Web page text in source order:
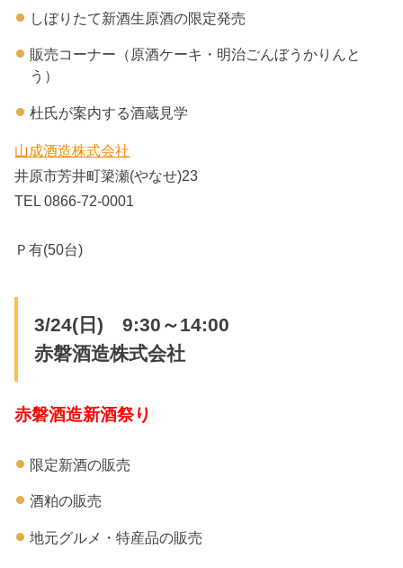
しぼりたて新酒生原酒の限定発売
販売コーナー（原酒ケーキ・明治ごんぼうかりんと
う）
杜氏が案内する酒蔵見学
山成酒造株式会社
井原市芳井町簗瀬(やなせ)23
TEL 0866-72-0001
Ｐ有(50台)
3/24(日) 9:30～14:00
赤磐酒造株式会社
赤磐酒造新酒祭り
限定新酒の販売
酒粕の販売
地元グルメ・特産品の販売